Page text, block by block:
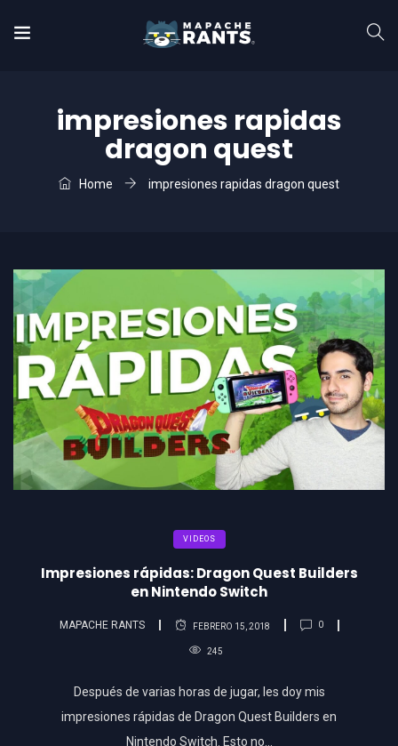
impresiones rapidas
dragon quest
Home impresiones rapidas dragon quest
VIDEOS
Impresiones rápidas: Dragon Quest Builders
en Nintendo Switch
MAPACHE RANTS FEBRERO 15, 2018 0
245
Después de varias horas de jugar, les doy mis
impresiones rápidas de Dragon Quest Builders en
Nintendo Switch. Esto no…